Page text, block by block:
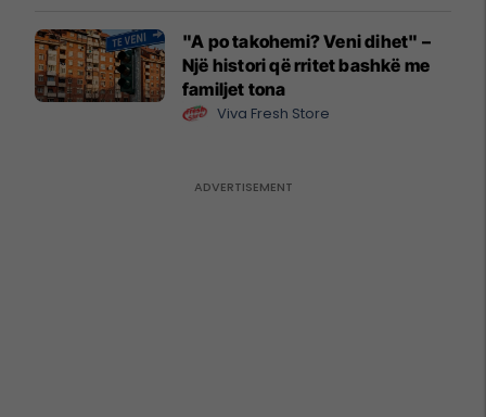
"A po takohemi? Veni dihet" –
Një histori që rritet bashkë me
familjet tona
Viva Fresh Store